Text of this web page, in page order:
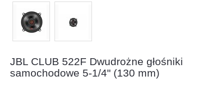
JBL CLUB 522F Dwudrożne głośniki
samochodowe 5-1/4" (130 mm)